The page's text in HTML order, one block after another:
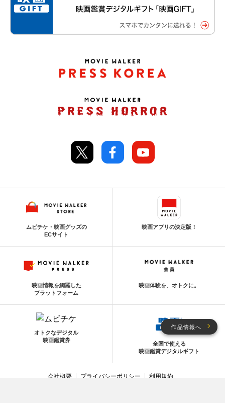
作品情報へ
ムビチケ・映画グッズの
ECサイト
映画アプリの決定版！
映画情報を網羅した
プラットフォーム
映画体験を、オトクに。
オトクなデジタル
映画鑑賞券
全国で使える
映画鑑賞デジタルギフト
会社概要 プライバシーポリシー
利用規約